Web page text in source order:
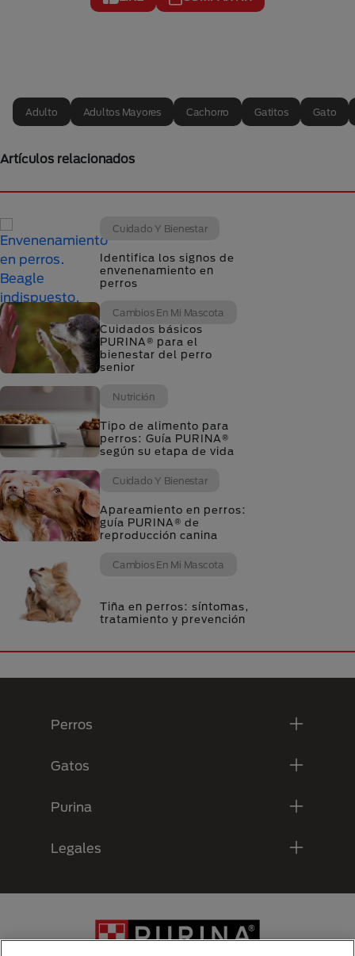
Adulto Adultos Mayores Cachorro Gatitos Gato
Artículos relacionados
Cuidado Y Bienestar
Identifica los signos de
envenenamiento en
perros
Cambios En Mi Mascota
Cuidados básicos
PURINA® para el
bienestar del perro
senior
Nutrición
Tipo de alimento para
perros: Guía PURINA®
según su etapa de vida
Cuidado Y Bienestar
Apareamiento en perros:
guía PURINA® de
reproducción canina
Cambios En Mi Mascota
Tiña en perros: síntomas,
tratamiento y prevención
Perros
Gatos
Purina
Legales